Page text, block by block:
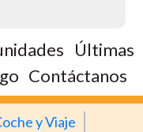
Últimas
Contáctanos
y Viaje